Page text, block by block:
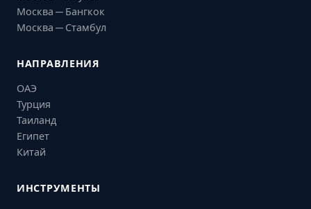
Москва — Бангкок
Москва — Стамбул
НАПРАВЛЕНИЯ
ОАЭ
Турция
Таиланд
Египет
Китай
ИНСТРУМЕНТЫ